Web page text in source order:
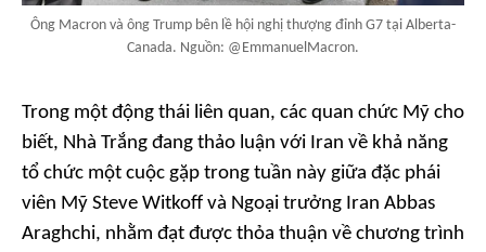
Ông Macron và ông Trump bên lề hội nghị thượng đỉnh G7 tại Alberta-
Canada. Nguồn: @EmmanuelMacron.
Trong một động thái liên quan, các quan chức Mỹ cho
biết, Nhà Trắng đang thảo luận với Iran về khả năng
tổ chức một cuộc gặp trong tuần này giữa đặc phái
viên Mỹ Steve Witkoff và Ngoại trưởng Iran Abbas
Araghchi, nhằm đạt được thỏa thuận về chương trình